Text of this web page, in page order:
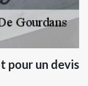
pour un devis